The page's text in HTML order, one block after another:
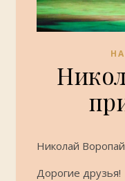
Николай
Дорогие друзья!